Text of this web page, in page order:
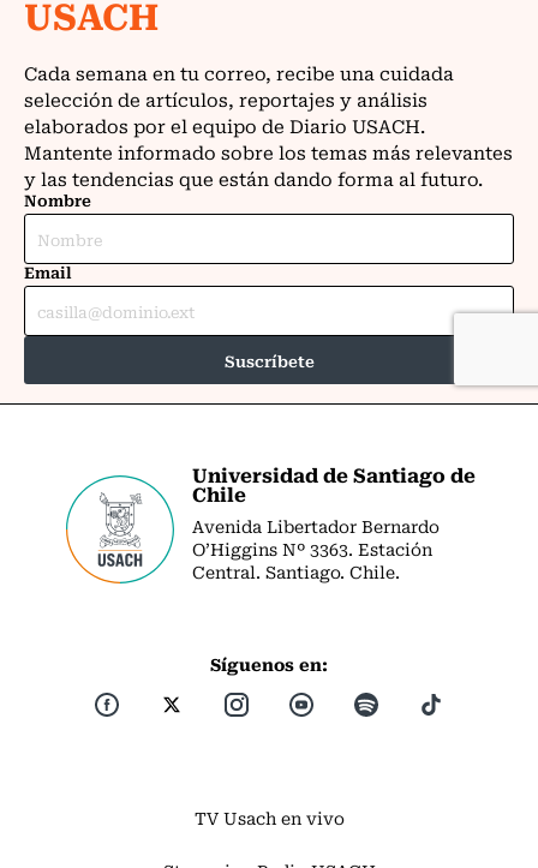
Universidad de Santiago de
Chile
Avenida Libertador Bernardo
O’Higgins Nº 3363. Estación
Central. Santiago. Chile.
Síguenos en:
TV Usach en vivo